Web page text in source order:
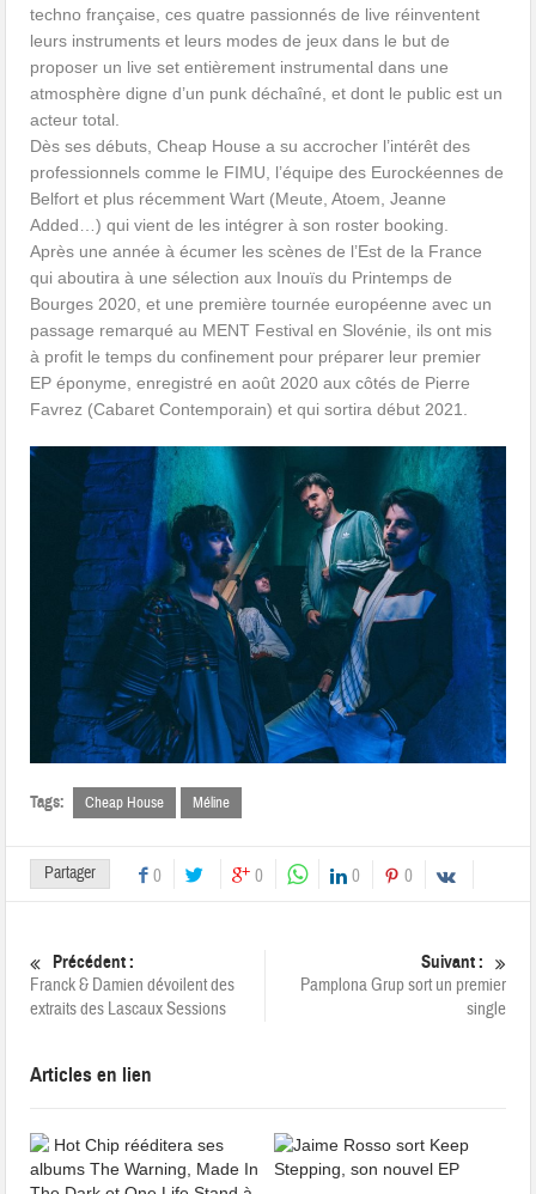
techno française, ces quatre passionnés de live réinventent
leurs instruments et leurs modes de jeux dans le but de
proposer un live set entièrement instrumental dans une
atmosphère digne d’un punk déchaîné, et dont le public est un
acteur total.
Dès ses débuts, Cheap House a su accrocher l’intérêt des
professionnels comme le FIMU, l’équipe des Eurockéennes de
Belfort et plus récemment Wart (Meute, Atoem, Jeanne
Added…) qui vient de les intégrer à son roster booking.
Après une année à écumer les scènes de l’Est de la France
qui aboutira à une sélection aux Inouïs du Printemps de
Bourges 2020, et une première tournée européenne avec un
passage remarqué au MENT Festival en Slovénie, ils ont mis
à profit le temps du confinement pour préparer leur premier
EP éponyme, enregistré en août 2020 aux côtés de Pierre
Favrez (Cabaret Contemporain) et qui sortira début 2021.
Tags: Cheap House Méline
Partager 0 0 0 0
Précédent :
Franck & Damien dévoilent des
extraits des Lascaux Sessions
Suivant :
Pamplona Grup sort un premier
single
Articles en lien